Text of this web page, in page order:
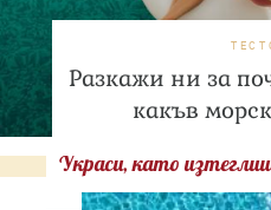
Разкажи ни за
какъв
Украси, като